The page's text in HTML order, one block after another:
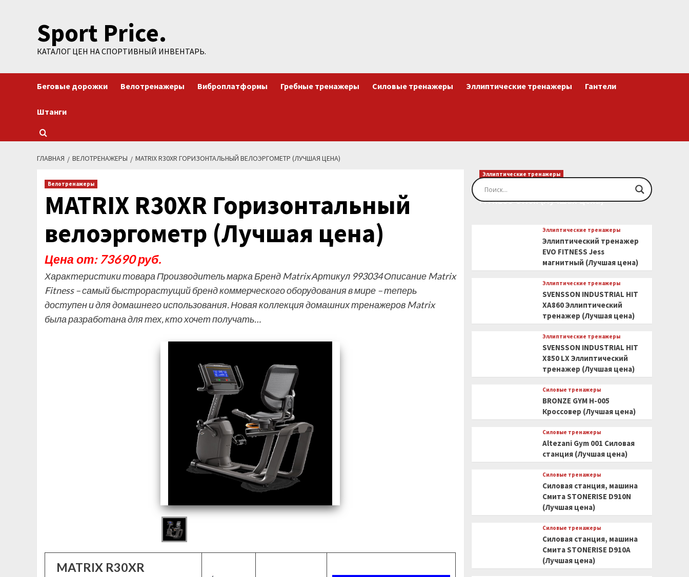
содержимомуSport Price.
КАТАЛОГ ЦЕН НА СПОРТИВНЫЙ ИНВЕНТАРЬ.
Беговые дорожки Велотренажеры Виброплатформы Гребные тренажеры Силовые тренажеры Эллиптические тренажеры Гантели
Штанги
ГЛАВНАЯ ВЕЛОТРЕНАЖЕРЫ MATRIX R30XR ГОРИЗОНТАЛЬНЫЙ ВЕЛОЭРГОМЕТР (ЛУЧШАЯ ЦЕНА)
Велотренажеры
MATRIX R30XR Горизонтальный
велоэргометр (Лучшая цена)
Цена от: 73690 руб.
Характеристики товара Производитель марка Бренд Matrix Артикул 993034 Описание Matrix
Fitness – самый быстрорастущий бренд коммерческого оборудования в мире – теперь
доступен и для домашнего использования. Новая коллекция домашних тренажеров Matrix
была разработана для тех, кто хочет получать…
MATRIX R30XR
Эллиптические тренажеры
Эллиптический тренажер EVO
FITNESS Orion (Лучшая цена)
Эллиптические тренажеры
Эллиптический тренажер
EVO FITNESS Jess
магнитный (Лучшая цена)
Эллиптические тренажеры
SVENSSON INDUSTRIAL HIT
XA860 Эллиптический
тренажер (Лучшая цена)
Эллиптические тренажеры
SVENSSON INDUSTRIAL HIT
X850 LX Эллиптический
тренажер (Лучшая цена)
Силовые тренажеры
BRONZE GYM H-005
Кроссовер (Лучшая цена)
Силовые тренажеры
Altezani Gym 001 Силовая
станция (Лучшая цена)
Силовые тренажеры
Силовая станция, машина
Смита STONERISE D910N
(Лучшая цена)
Силовые тренажеры
Силовая станция, машина
Смита STONERISE D910A
(Лучшая цена)